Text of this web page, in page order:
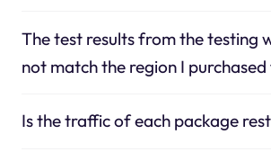
The test results from the testing
not match the region I
Is the traffic of each package